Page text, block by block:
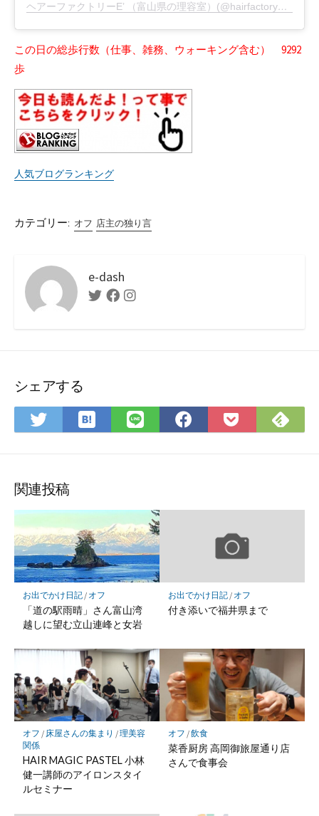
ヘアーファクトリーE’ （富山県の理容室）(@hairfactory_e_dash)がシェアした投稿
この日の総歩行数（仕事、雑務、ウォーキング含む） 9292
歩
人気ブログランキング
カテゴリー: オフ 店主の独り言
e-dash
TwitterFacebookInstagram
シェアする
Twitter
で
ア
は
て
ク
マ
ー
ク
に
保
存
LINE
で
Facebook
で
Pocket
に
で
関連投稿
お出でかけ日記/ オフ
「道の駅雨晴」さん富山湾
越しに望む立山連峰と女岩
お出でかけ日記/ オフ
付き添いで福井県まで
オフ / 床屋さんの集まり /理美容
関係
HAIR MAGIC PASTEL 小林
健一講師のアイロンスタイ
ルセミナー
オフ /飲食
菜香厨房 高岡御旅屋通り店
さんで食事会